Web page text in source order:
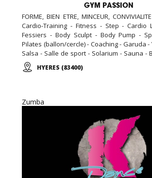
GYM PASSION
FORME, BIEN ETRE, MINCEUR,
Cardio-Training - Fitness - Step - Cardio
Fessiers - Body Sculpt - Body Pump -
Pilates (ballon/cercle) - Coaching - Garuda -
Salsa - Salle de sport - Solarium - Sauna -
N'hésitez pas à nous rendre visite, la
gratuite! Pour toute inscription, l'accès au
HYERES (83400)
Zumba